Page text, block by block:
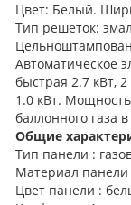
Цвет: Белый.
Тип решеток:
Автоматическое
быстрая 2.7 кВт,
1.0 кВт.
баллонного газа
Общие
Тип панели :
Материал панели
Цвет панели :